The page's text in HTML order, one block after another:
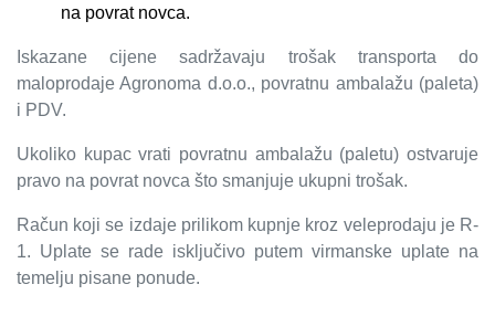
na povrat novca.
Iskazane cijene sadržavaju trošak transporta do
maloprodaje Agronoma d.o.o., povratnu ambalažu (paleta)
i PDV.
Ukoliko kupac vrati povratnu ambalažu (paletu) ostvaruje
pravo na povrat novca što smanjuje ukupni trošak.
Račun koji se izdaje prilikom kupnje kroz veleprodaju je R-
1. Uplate se rade isključivo putem virmanske uplate na
temelju pisane ponude.